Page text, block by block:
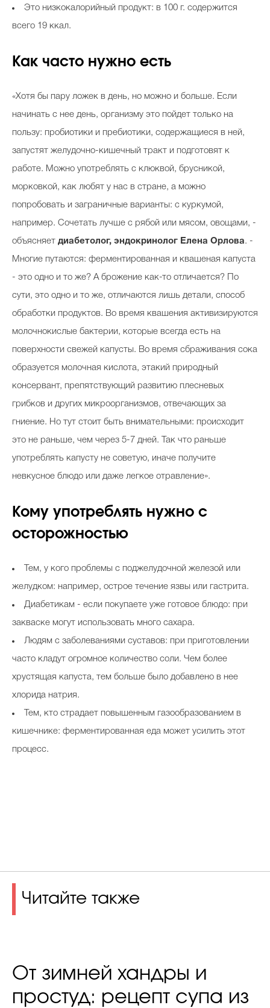
Это низкокалорийный продукт: в 100 г. содержится
всего 19 ккал.
Как часто нужно есть
«Хотя бы пару ложек в день, но можно и больше. Если
начинать с нее день, организму это пойдет только на
пользу: пробиотики и пребиотики, содержащиеся в ней,
запустят желудочно-кишечный тракт и подготовят к
работе. Можно употреблять с клюквой, брусникой,
морковкой, как любят у нас в стране, а можно
попробовать и заграничные варианты: с куркумой,
например. Сочетать лучше с рябой или мясом, овощами, -
объясняет диабетолог, эндокринолог Елена Орлова. -
Многие путаются: ферментированная и квашеная капуста
- это одно и то же? А брожение как-то отличается? По
сути, это одно и то же, отличаются лишь детали, способ
обработки продуктов. Во время квашения активизируются
молочнокислые бактерии, которые всегда есть на
поверхности свежей капусты. Во время сбраживания сока
образуется молочная кислота, этакий природный
консервант, препятствующий развитию плесневых
грибков и других микроорганизмов, отвечающих за
гниение. Но тут стоит быть внимательными: происходит
это не раньше, чем через 5-7 дней. Так что раньше
употреблять капусту не советую, иначе получите
невкусное блюдо или даже легкое отравление».
Кому употреблять нужно с
осторожностью
Тем, у кого проблемы с поджелудочной железой или
желудком: например, острое течение язвы или гастрита.
Диабетикам - если покупаете уже готовое блюдо: при
закваске могут использовать много сахара.
Людям с заболеваниями суставов: при приготовлении
часто кладут огромное количество соли. Чем более
хрустящая капуста, тем больше было добавлено в нее
хлорида натрия.
Тем, кто страдает повышенным газообразованием в
кишечнике: ферментированная еда может усилить этот
процесс.
Читайте также
От зимней хандры и
простуд: рецепт супа из